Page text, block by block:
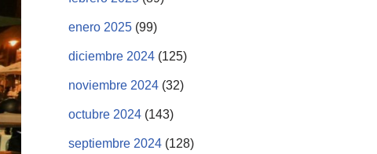
enero 2025 (99)
diciembre 2024 (125)
noviembre 2024 (32)
octubre 2024 (143)
septiembre 2024 (128)